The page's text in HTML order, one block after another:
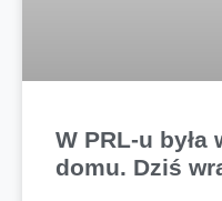
W PRL-u była
domu. Dziś